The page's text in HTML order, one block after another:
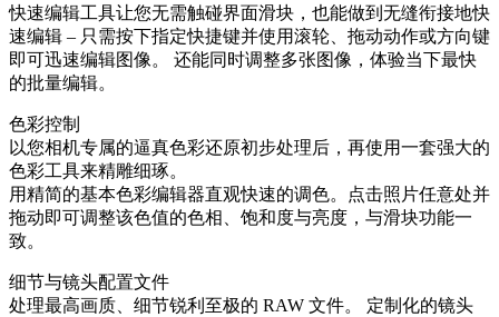
快速编辑工具让您无需触碰界面滑块，也能做到无缝衔接地快
速编辑 – 只需按下指定快捷键并使用滚轮、拖动动作或方向键
即可迅速编辑图像。 还能同时调整多张图像，体验当下最快
的批量编辑。
色彩控制
以您相机专属的逼真色彩还原初步处理后，再使用一套强大的
色彩工具来精雕细琢。
用精简的基本色彩编辑器直观快速的调色。点击照片任意处并
拖动即可调整该色值的色相、饱和度与亮度，与滑块功能一
致。
细节与镜头配置文件
处理最高画质、细节锐利至极的 RAW 文件。 定制化的镜头